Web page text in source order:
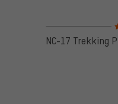
NC-17 Trekking